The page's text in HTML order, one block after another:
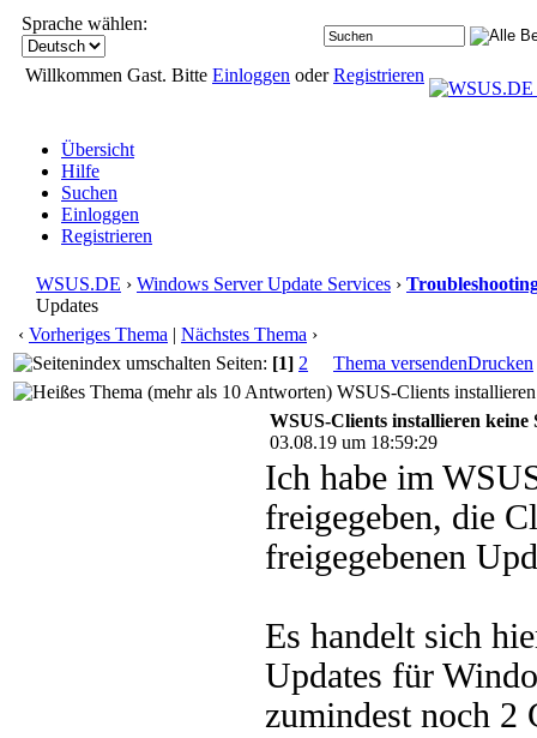
Sprache wählen:
Willkommen Gast. Bitte Einloggen oderRegistrieren
Übersicht
Hilfe
Suchen
Einloggen
Registrieren
WSUS.DE › Windows Server Update Services ›
Updates
‹ Vorheriges Thema | Nächstes Thema ›
Seiten: [1] 2 Thema versendenDrucken
WSUS-Clients
WSUS-Clients installieren keine
03.08.19 um 18:59:29
Ich habe im
freigegeben, die
freigegebenen
Es handelt sich
Updates für
zumindest noch 2